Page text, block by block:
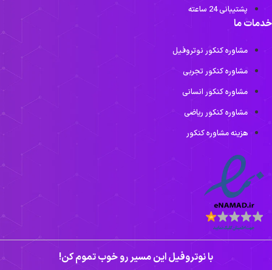
پشتیبانی 24 ساعته
خدمات ما
مشاوره کنکور نوتروفیل
مشاوره کنکور تجربی
مشاوره کنکور انسانی
مشاوره کنکور ریاضی
هزینه مشاوره کنکور
با نوتروفیل این مسیر رو خوب تموم کن!